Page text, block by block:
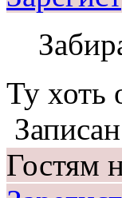
Ту хоть
Записан
Гостям